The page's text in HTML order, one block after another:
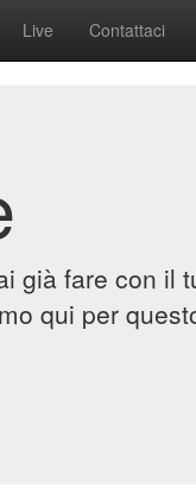
Live Contattaci
già fare con il
qui per